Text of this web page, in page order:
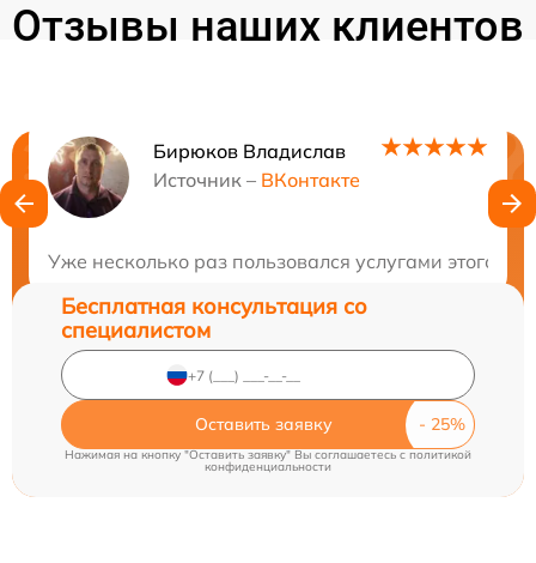
Отзывы наших клиентов
Бирюков Владислав
Источник – ВКонтакте
Уже несколько раз пользовался услугами этого
Нужна консультация?
Бесплатная консультация со
специалистом
Оставить заявку
Нажимая на кнопку "Оставить заявку" Вы соглашаетесь c политикой
конфиденциальности